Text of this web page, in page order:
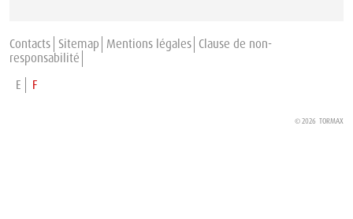
Contacts Sitemap Mentions légales Clause de non-
responsabilité
E
F
© 2026 TORMAX